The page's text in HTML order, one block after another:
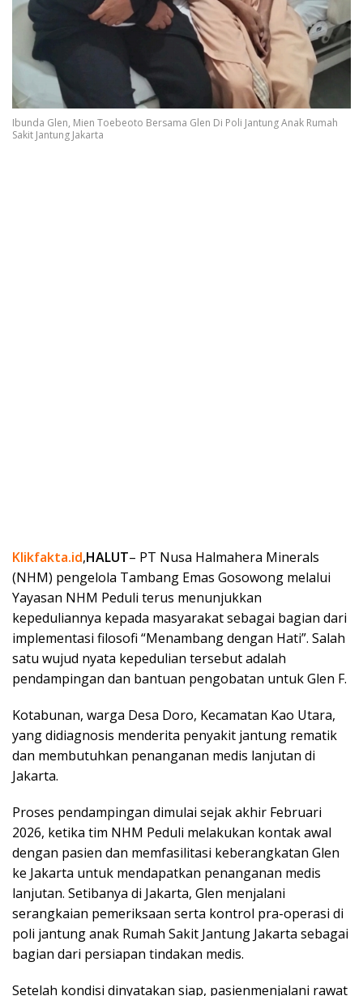
Ibunda Glen, Mien Toebeoto Bersama Glen Di Poli Jantung Anak Rumah
Sakit Jantung Jakarta
Klikfakta.id,HALUT– PT Nusa Halmahera Minerals
(NHM) pengelola Tambang Emas Gosowong melalui
Yayasan NHM Peduli terus menunjukkan
kepeduliannya kepada masyarakat sebagai bagian dari
implementasi filosofi “Menambang dengan Hati”. Salah
satu wujud nyata kepedulian tersebut adalah
pendampingan dan bantuan pengobatan untuk Glen F.
Kotabunan, warga Desa Doro, Kecamatan Kao Utara,
yang didiagnosis menderita penyakit jantung rematik
dan membutuhkan penanganan medis lanjutan di
Jakarta.
Proses pendampingan dimulai sejak akhir Februari
2026, ketika tim NHM Peduli melakukan kontak awal
dengan pasien dan memfasilitasi keberangkatan Glen
ke Jakarta untuk mendapatkan penanganan medis
lanjutan. Setibanya di Jakarta, Glen menjalani
serangkaian pemeriksaan serta kontrol pra-operasi di
poli jantung anak Rumah Sakit Jantung Jakarta sebagai
bagian dari persiapan tindakan medis.
Setelah kondisi dinyatakan siap, pasienmenjalani rawat